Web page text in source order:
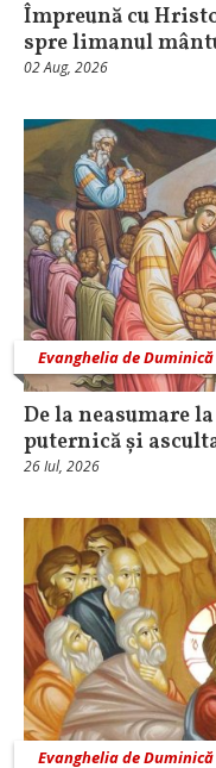
Împreună cu
spre limanul
02 Aug, 2026
Evanghelia de Duminică
De la neasumare
puternică și
26 Iul, 2026
Evanghelia de Duminică